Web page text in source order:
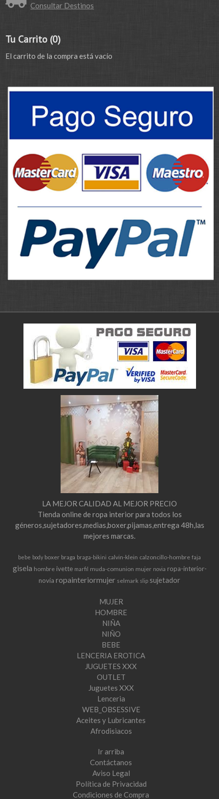
Consultar Destinos
Tu Carrito (0)
El carrito de la compra está vacío
LA MEJOR CALIDAD AL MEJOR PRECIO
Tienda online de ropa interior para todos los
géneros,sujetadores,medias,boxer,pijamas,entrega 48h,las
mejores marcas.
bebe body boxer braga braga-bikini calvin-klein calzoncillo-hombre faja
gisela hombre ivette marfil muda-comunion mujer novia ropa-interior-
novia ropainteriormujer selmark slip sujetador
MUJER
HOMBRE
NIÑA
NIÑO
BEBE
LENCERIA EROTICA
JUGUETES XXX
OUTLET
Juguetes XXX
Lenceria
WEB_OBSESSIVE
Aceites y Lubricantes
Afrodisiacos
Ir arriba
Contáctanos
Aviso Legal
Política de Privacidad
Condiciones de Compra